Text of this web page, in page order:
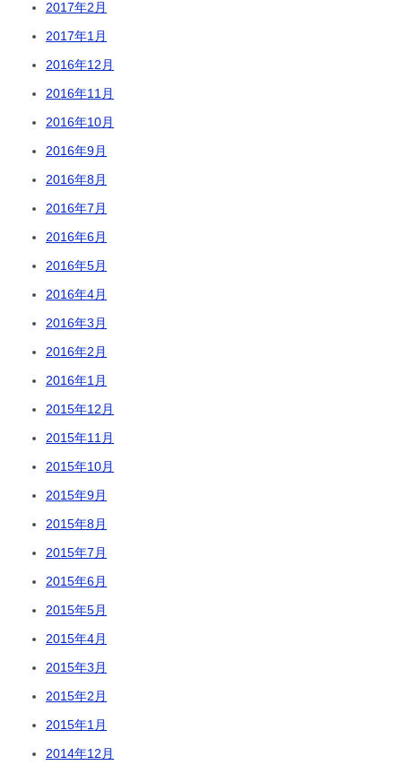
2017年2月
2017年1月
2016年12月
2016年11月
2016年10月
2016年9月
2016年8月
2016年7月
2016年6月
2016年5月
2016年4月
2016年3月
2016年2月
2016年1月
2015年12月
2015年11月
2015年10月
2015年9月
2015年8月
2015年7月
2015年6月
2015年5月
2015年4月
2015年3月
2015年2月
2015年1月
2014年12月